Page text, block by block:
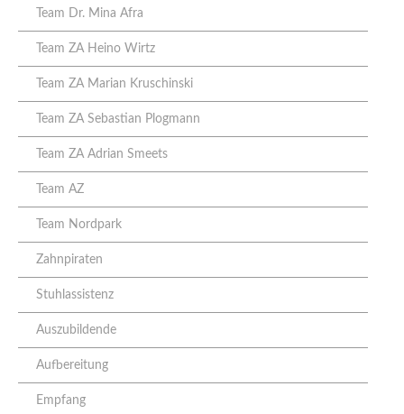
Team Dr. Mina Afra
Team ZA Heino Wirtz
Team ZA Marian Kruschinski
Team ZA Sebastian Plogmann
Team ZA Adrian Smeets
Team AZ
Team Nordpark
Zahnpiraten
Stuhlassistenz
Auszubildende
Aufbereitung
Empfang